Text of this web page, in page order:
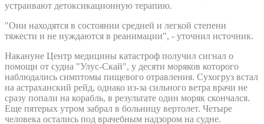
устраивают детоксикационную терапию.
"Они находятся в состоянии средней и легкой степени
тяжести и не нуждаются в реанимации", - уточнил источник.
Накануне Центр медицины катастроф получил сигнал о
помощи от судна "Улус-Скай", у десяти моряков которого
наблюдались симптомы пищевого отравления. Сухогруз встал
на астраханский рейд, однако из-за сильного ветра врачи не
сразу попали на корабль, в результате один моряк скончался.
Еще пятерых утром забрал в больницу вертолет. Четыре
человека остались под врачебным надзором на судне.